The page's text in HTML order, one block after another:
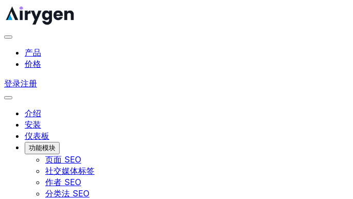
产品
价格
登录注册
介绍
安装
仪表板
功能模块
页面 SEO
社交媒体标签
作者 SEO
分类法 SEO